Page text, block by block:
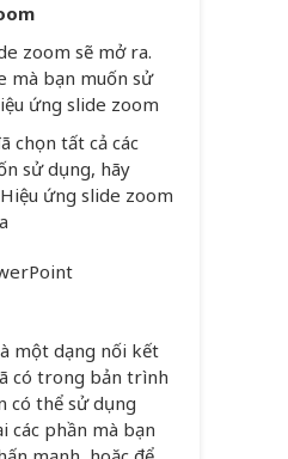
zoom sẽ mở ra.
mà bạn muốn sử
ứng slide zoom
chọn tất cả các
sử dụng, hãy
ứng slide zoom
một dạng nối kết
có trong bản trình
có thể sử dụng
các phần mà bạn